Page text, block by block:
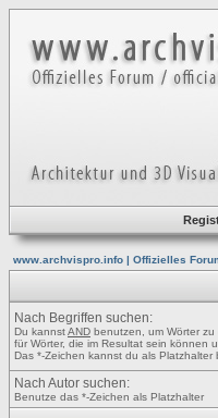
www.archvispro.info | Offizielles
Nach Begriffen suchen:
Du kannstAND benutzen, um Wörter zu
für Wörter, die im Resultat sein können
Das *-Zeichen kannst du als Platzhalter
Nach Autor suchen:
Benutze das *-Zeichen als Platzhalter